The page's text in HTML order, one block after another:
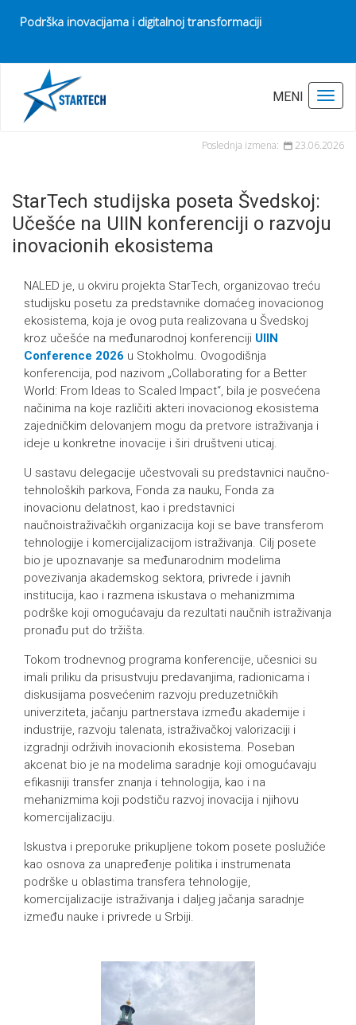
Podrška inovacijama i digitalnoj transformaciji
MENI
Pocetna
Vesti
StarTech studijska poseta Švedskoj: Učešće na UIIN konferenciji o razvoju
inovacionih ekosistema
Poslednja izmena:
23.06.2026
StarTech studijska poseta Švedskoj:
Učešće na UIIN konferenciji o razvoju
inovacionih ekosistema
NALED je, u okviru projekta StarTech, organizovao treću
studijsku posetu za predstavnike domaćeg inovacionog
ekosistema, koja je ovog puta realizovana u Švedskoj
kroz učešće na međunarodnoj konferenciji UIIN
Conference 2026 u Stokholmu. Ovogodišnja
konferencija, pod nazivom „Collaborating for a Better
World: From Ideas to Scaled Impact“, bila je posvećena
načinima na koje različiti akteri inovacionog ekosistema
zajedničkim delovanjem mogu da pretvore istraživanja i
ideje u konkretne inovacije i širi društveni uticaj.
U sastavu delegacije učestvovali su predstavnici naučno-
tehnoloških parkova, Fonda za nauku, Fonda za
inovacionu delatnost, kao i predstavnici
naučnoistraživačkih organizacija koji se bave transferom
tehnologije i komercijalizacijom istraživanja. Cilj posete
bio je upoznavanje sa međunarodnim modelima
povezivanja akademskog sektora, privrede i javnih
institucija, kao i razmena iskustava o mehanizmima
podrške koji omogućavaju da rezultati naučnih istraživanja
pronađu put do tržišta.
Tokom trodnevnog programa konferencije, učesnici su
imali priliku da prisustvuju predavanjima, radionicama i
diskusijama posvećenim razvoju preduzetničkih
univerziteta, jačanju partnerstava između akademije i
industrije, razvoju talenata, istraživačkoj valorizaciji i
izgradnji održivih inovacionih ekosistema. Poseban
akcenat bio je na modelima saradnje koji omogućavaju
efikasniji transfer znanja i tehnologija, kao i na
mehanizmima koji podstiču razvoj inovacija i njihovu
komercijalizaciju.
Iskustva i preporuke prikupljene tokom posete poslužiće
kao osnova za unapređenje politika i instrumenata
podrške u oblastima transfera tehnologije,
komercijalizacije istraživanja i daljeg jačanja saradnje
između nauke i privrede u Srbiji.